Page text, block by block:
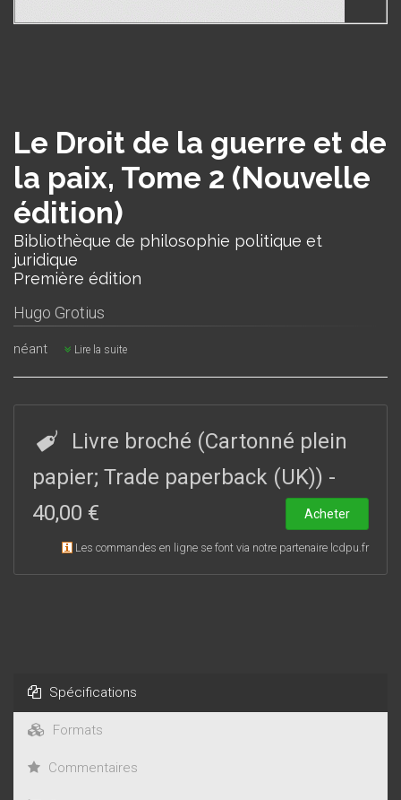
Le Droit de la guerre et de
la paix, Tome 2 (Nouvelle
édition)
Bibliothèque de philosophie politique et
juridique
Première édition
Hugo Grotius
néant Lire la suite
Livre broché (Cartonné plein
papier; Trade paperback (UK)) -
40,00 €
Acheter
Les commandes en ligne se font via notre partenaire lcdpu.fr
Spécifications
Formats
Commentaires